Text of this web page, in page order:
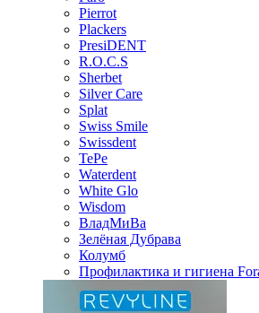
Pierrot
Plackers
PresiDENT
R.O.C.S
Sherbet
Silver Care
Splat
Swiss Smile
Swissdent
TePe
Waterdent
White Glo
Wisdom
ВладМиВа
Зелёная Дубрава
Колумб
Профилактика и гигиена